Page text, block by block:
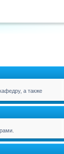
а также